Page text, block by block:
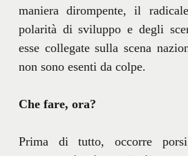
maniera dirompente, il
polarità di sviluppo e degli
esse collegate sulla scena
non sono esenti da colpe.
Che fare, ora?
Prima di tutto, occorre